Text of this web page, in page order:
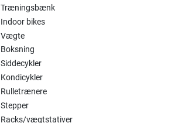
Træningsbænk
Indoor bikes
Vægte
Boksning
Siddecykler
Kondicykler
Rulletrænere
Stepper
Racks/vægtstativer